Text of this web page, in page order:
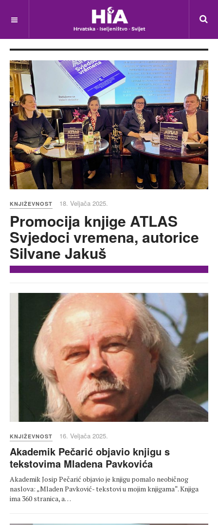
KNJIŽEVNOST 18. Veljača 2025.
Promocija knjige ATLAS
Svjedoci vremena, autorice
Silvane Jakuš
KNJIŽEVNOST 16. Veljača 2025.
Akademik Pečarić objavio knjigu s
tekstovima Mladena Pavkovića
Akademik Josip Pečarić objavio je knjigu pomalo neobičnog
naslova: „Mladen Pavković- tekstovi u mojim knjigama“. Knjiga
ima 360 stranica, a…